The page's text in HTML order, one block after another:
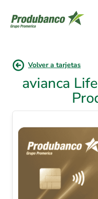
Volver a tarjetas
avianca